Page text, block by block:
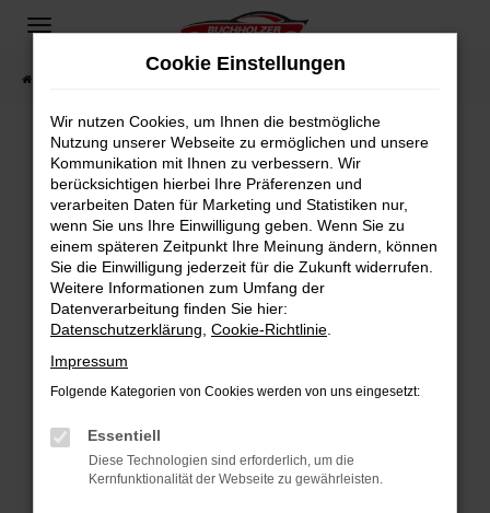
Zum
springen
Fahrzeugsuche
Fehler: Network Error
Beim Laden ist ein Fehler aufgetreten.
Hier sind ein paar Tipps, die dir helfen können:
Überprüfe deine Firewall und deine
Internetverbindung.
Laden andere Webseiten, zum Beispiel deine
Suchmaschine?
Prüfe deine Browsererweiterungen.
können das Laden bestimmter Seiten
verhindern. Funktioniert die Seite in einem
anderen Browser oder in einem privaten
Cookie Einstellungen
Wir nutzen Cookies, um Ihnen die bestmögliche
Nutzung unserer Webseite zu ermöglichen und unsere
Kommunikation mit Ihnen zu verbessern. Wir
berücksichtigen hierbei Ihre Präferenzen und
verarbeiten Daten für Marketing und Statistiken nur,
wenn Sie uns Ihre Einwilligung geben. Wenn Sie zu
einem späteren Zeitpunkt Ihre Meinung ändern, können
Sie die Einwilligung jederzeit für die Zukunft widerrufen.
Weitere Informationen zum Umfang der
Datenverarbeitung finden Sie hier:
Datenschutzerklärung Cookie-Richtlinie
Impressum
Folgende Kategorien von Cookies werden von uns eingesetzt:
Essentiell
Diese Technologien sind erforderlich, um die
Kernfunktionalität der Webseite zu gewährleisten.